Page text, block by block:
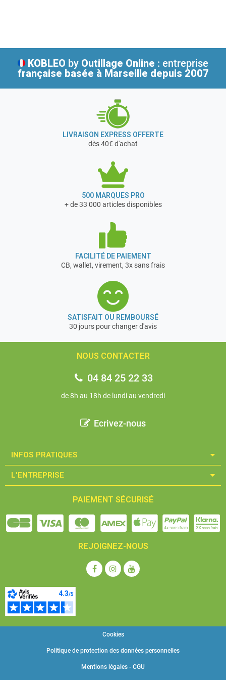
professionnelle ou de bricoleurs chevronnés.
En 1997, l’association de MECAFER au groupe NUAIR, 1er
fabricant mondial de compresseurs à pistons, permet à
l’entreprise d’amplifier sa vocation : offrir le meilleur
service par des produits innovants et économiques.
En février 2017, MECAFER a acquis la société DOMAC
basée à Vierzon dans le Cher (18)
Cette société commercialise des groupes électrogènes,
des compresseurs d'air et des postes de soudage aux
grandes surfaces de bricolage et grandes surfaces
KOBLEO by Outillage Online : entreprise
française basée à Marseille depuis 2007
LIVRAISON EXPRESS OFFERTE
dès 40€ d'achat
500 MARQUES PRO
+ de 33 000 articles disponibles
FACILITÉ DE PAIEMENT
CB, wallet, virement, 3x sans frais
SATISFAIT OU REMBOURSÉ
30 jours pour changer d'avis
NOUS CONTACTER
04 84 25 22 33
de 8h au 18h de lundi au vendredi
Ecrivez-nous
INFOS PRATIQUES​
L'ENTREPRISE​
PAIEMENT SÉCURISÉ
REJOIGNEZ-NOUS
Mentions légales - CGU
Politique de protection des données personnelles
Cookies